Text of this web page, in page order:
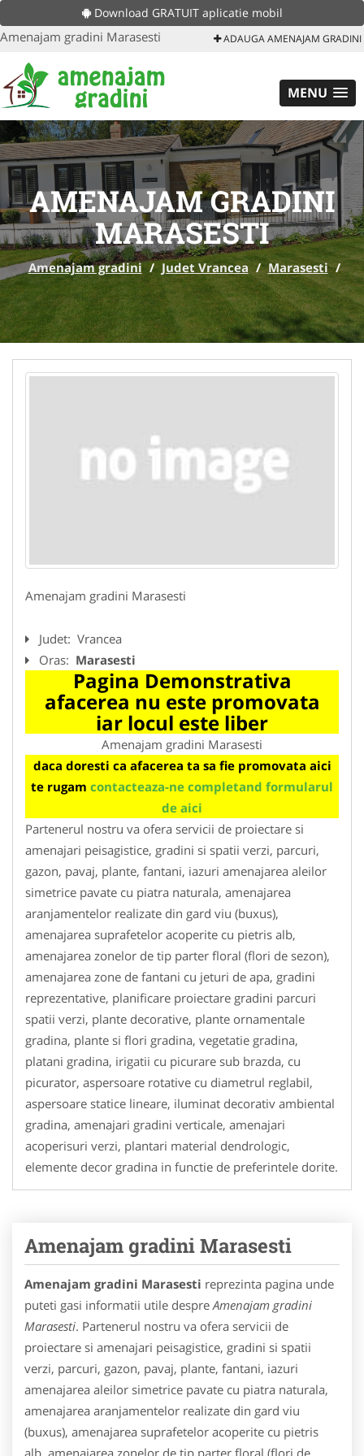
Download GRATUIT aplicatie mobil
Amenajam gradini Marasesti ADAUGA AMENAJAM GRADINI
MENU
AMENAJAM GRADINI
MARASESTI
Amenajam gradini / Judet Vrancea / Marasesti /
Amenajam gradini Marasesti
Judet: Vrancea
Oras: Marasesti
Pagina Demonstrativa
afacerea nu este promovata
iar locul este liber
Amenajam gradini Marasesti
daca doresti ca afacerea ta sa fie promovata aici
te rugam contacteaza-ne completand formularul
de aici
Partenerul nostru va ofera servicii de proiectare si
amenajari peisagistice, gradini si spatii verzi, parcuri,
gazon, pavaj, plante, fantani, iazuri amenajarea aleilor
simetrice pavate cu piatra naturala, amenajarea
aranjamentelor realizate din gard viu (buxus),
amenajarea suprafetelor acoperite cu pietris alb,
amenajarea zonelor de tip parter floral (flori de sezon),
amenajarea zone de fantani cu jeturi de apa, gradini
reprezentative, planificare proiectare gradini parcuri
spatii verzi, plante decorative, plante ornamentale
gradina, plante si flori gradina, vegetatie gradina,
platani gradina, irigatii cu picurare sub brazda, cu
picurator, aspersoare rotative cu diametrul reglabil,
aspersoare statice lineare, iluminat decorativ ambiental
gradina, amenajari gradini verticale, amenajari
acoperisuri verzi, plantari material dendrologic,
elemente decor gradina in functie de preferintele dorite.
Amenajam gradini Marasesti
Amenajam gradini Marasesti reprezinta pagina unde
puteti gasi informatii utile despre Amenajam gradini
Marasesti. Partenerul nostru va ofera servicii de
proiectare si amenajari peisagistice, gradini si spatii
verzi, parcuri, gazon, pavaj, plante, fantani, iazuri
amenajarea aleilor simetrice pavate cu piatra naturala,
amenajarea aranjamentelor realizate din gard viu
(buxus), amenajarea suprafetelor acoperite cu pietris
alb, amenajarea zonelor de tip parter floral (flori de